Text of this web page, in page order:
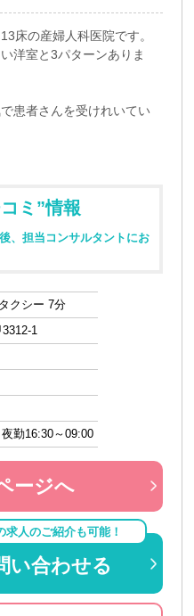
床の産婦人科医院です。
洋室と3パターンありま
患者さんを受けれいてい
ミ”情報
、担当コンサルタントにお
クシー 7分
1
勤16:30～09:00
ージへ
人のご紹介も可能！
い合わせる